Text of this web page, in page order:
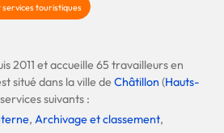
touristiques
2011 et accueille 65 travailleurs en
situé dans la ville deChâtillon (Hauts-
suivants :
, Archivage et classement,